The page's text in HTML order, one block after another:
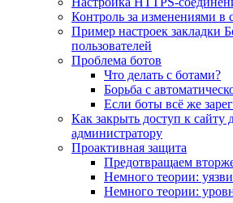
Контроль за изменениями в
Пример настроек закладки
пользователей
Проблема ботов
Что делать с ботами?
Борьба с
Если боты всё же
Как закрыть доступ к сайту
администратору
Проактивная защита
Предотвращаем
Немного теории:
Немного теории: